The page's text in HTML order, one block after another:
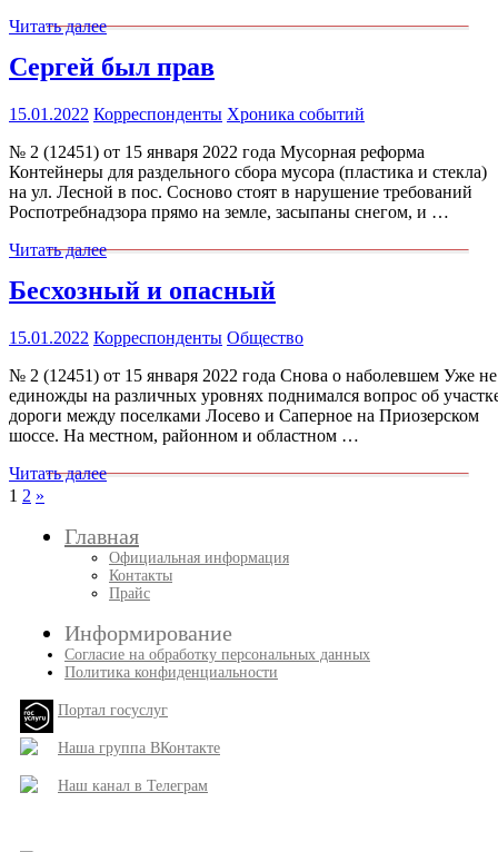
Читать далее
Сергей был прав
15.01.2022 Корреспонденты Хроника событий
№ 2 (12451) от 15 января 2022 года Мусорная реформа
Контейнеры для раздельного сбора мусора (пластика и стекла)
на ул. Лесной в пос. Сосново стоят в нарушение требований
Роспотребнадзора прямо на земле, засыпаны снегом, и …
Читать далее
Бесхозный и опасный
15.01.2022 Корреспонденты Общество
№ 2 (12451) от 15 января 2022 года Снова о наболевшем Уже не
единожды на различных уровнях поднимался вопрос об
дороги между поселками Лосево и Саперное на Приозерском
шоссе. На местном, районном и областном …
Читать далее
Пагинация
записей
1 2 След.
»
Главная
Официальная информация
Контакты
Прайс
Информирование
Согласие на обработку персональных данных
Политика конфиденциальности
Портал госуслуг
Наша группа ВКонтакте
Наш канал в Телеграм